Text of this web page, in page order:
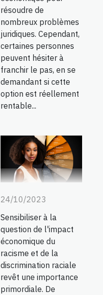
résoudre de
nombreux problèmes
juridiques. Cependant,
certaines personnes
peuvent hésiter à
franchir le pas, en se
demandant si cette
option est réellement
rentable...
24/10/2023
Sensibiliser à la
question de l'impact
économique du
racisme et de la
discrimination raciale
revêt une importance
primordiale. De